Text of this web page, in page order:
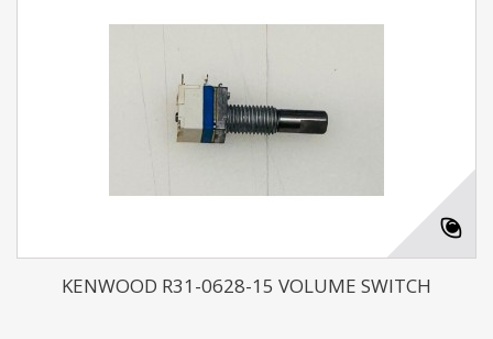
KENWOOD R31-0628-15 VOLUME SWITCH